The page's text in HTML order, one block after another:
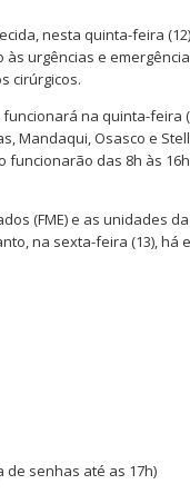
nesta quinta-feira
urgências e
cirúrgicos.
na quinta-feira
Mandaqui, Osasco e
funcionarão das 8h às
(FME) e as unidades
na sexta-feira (13),
de senhas até as 17h)